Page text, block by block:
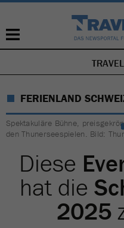
FERIENLAND
Spektakuläre Bühne,
den Thunerseespielen. Bild:
Diese
hat die
2025